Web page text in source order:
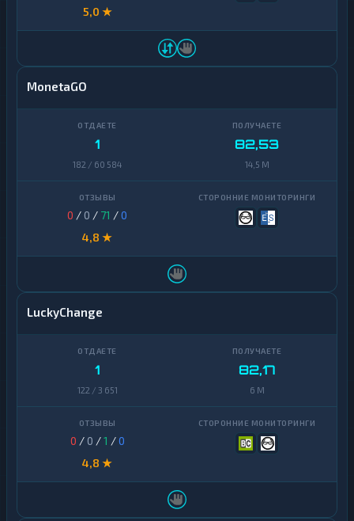
5,0 ★
MonetaGO
1
182 / 60 584
82,53
14,5 M
0 / 0 / 71 /0
4,8 ★
LuckyChange
1
122 / 3 651
82,17
6 M
0 / 0 /1 /0
4,8 ★